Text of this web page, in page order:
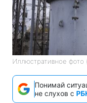
Иллюстративное фото
Понимай
не слухов с